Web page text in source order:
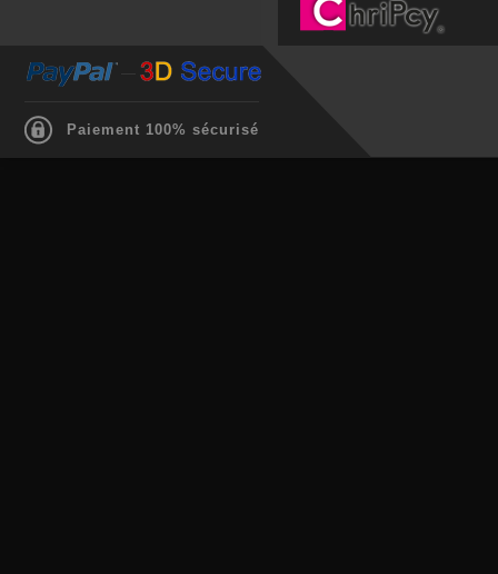
Paiement 100% sécurisé